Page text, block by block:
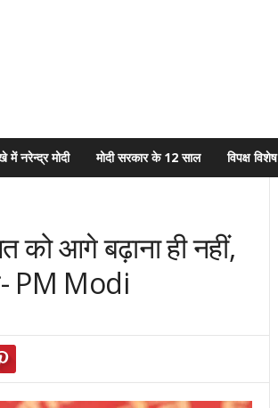
में नरेन्द्र मोदी मोदी सरकार के 12 साल विपक्ष विशेष
को आगे बढ़ाना ही नहीं,
PM Modi